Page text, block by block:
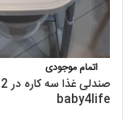
اتمام موجودی
baby4life